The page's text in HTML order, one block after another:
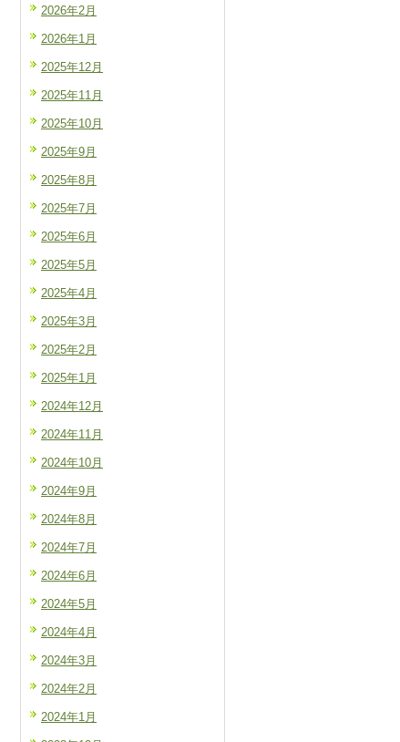
2026年2月
2026年1月
2025年12月
2025年11月
2025年10月
2025年9月
2025年8月
2025年7月
2025年6月
2025年5月
2025年4月
2025年3月
2025年2月
2025年1月
2024年12月
2024年11月
2024年10月
2024年9月
2024年8月
2024年7月
2024年6月
2024年5月
2024年4月
2024年3月
2024年2月
2024年1月